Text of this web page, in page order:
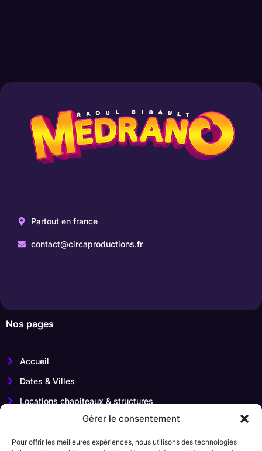
Gérer le consentement
Pour offrir les meilleures expériences, nous utilisons des technologies
Partout en france
contact@circaproductions.fr
Nos pages
Accueil
Dates & Villes
Locations chapiteaux & structures